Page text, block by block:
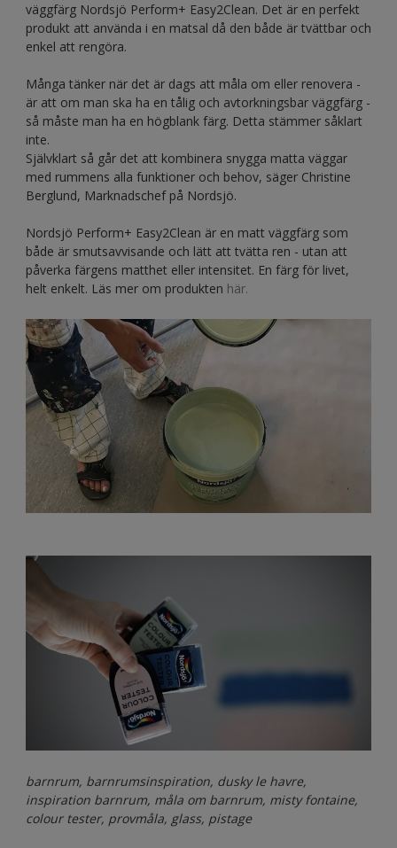
väggfärg Nordsjö Perform+ Easy2Clean. Det är en perfekt
produkt att använda i en matsal då den både är tvättbar och
enkel att rengöra.
Många tänker när det är dags att måla om eller renovera -
är att om man ska ha en tålig och avtorkningsbar väggfärg -
så måste man ha en högblank färg. Detta stämmer såklart
inte.
Självklart så går det att kombinera snygga matta väggar
med rummens alla funktioner och behov, säger Christine
Berglund, Marknadschef på Nordsjö.
Nordsjö Perform+ Easy2Clean är en matt väggfärg som
både är smutsavvisande och lätt att tvätta ren - utan att
påverka färgens matthet eller intensitet. En färg för livet,
helt enkelt. Läs mer om produkten här.
barnrum, barnrumsinspiration, dusky le havre,
inspiration barnrum, måla om barnrum, misty fontaine,
colour tester, provmåla, glass, pistage